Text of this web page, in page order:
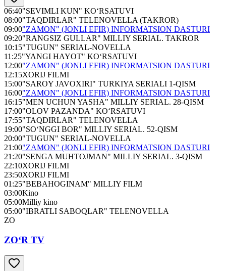
06:40"SEVIMLI KUN" KO‘RSATUVI
08:00"TAQDIRLAR" TELENOVELLA (TAKROR)
09:00"ZAMON" (JONLI EFIR) INFORMATSION DASTURI
09:20"RANGSIZ GULLAR" MILLIY SERIAL. TAKROR
10:15"TUGUN" SERIAL-NOVELLA
11:25"YANGI HAYOT" KO‘RSATUVI
12:00"ZAMON" (JONLI EFIR) INFORMATSION DASTURI
12:15XORIJ FILMI
15:00"SAROY JAVOXIRI" TURKIYA SERIALI 1-QISM
16:00"ZAMON" (JONLI EFIR) INFORMATSION DASTURI
16:15"MEN UCHUN YASHA" MILLIY SERIAL. 28-QISM
17:00"OLOV PAZANDA" KO‘RSATUVI
17:55"TAQDIRLAR" TELENOVELLA
19:00"SO‘NGGI BOR" MILLIY SERIAL. 52-QISM
20:00"TUGUN" SERIAL-NOVELLA
21:00"ZAMON" (JONLI EFIR) INFORMATSION DASTURI
21:20"SENGA MUHTOJMAN" MILLIY SERIAL. 3-QISM
22:10XORIJ FILMI
23:50XORIJ FILMI
01:25"BEBAHOGINAM" MILLIY FILM
03:00Kino
05:00Milliy kino
05:00"IBRATLI SABOQLAR" TELENOVELLA
ZO
ZO‘R TV